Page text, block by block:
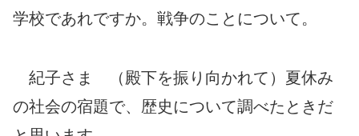
学校であれですか。戦争のことについて。
紀子さま （殿下を振り向かれて）夏休み
の社会の宿題で、歴史について調べたときだ